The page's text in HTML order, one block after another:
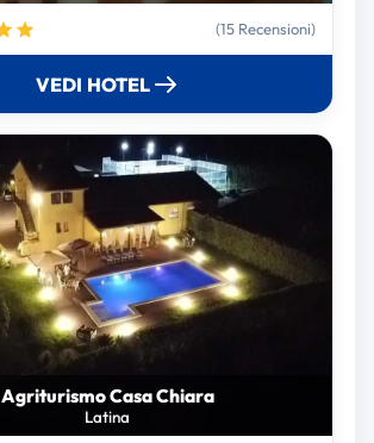
(15 Recensioni)
VEDI HOTEL
Agriturismo Casa Chiara
Latina